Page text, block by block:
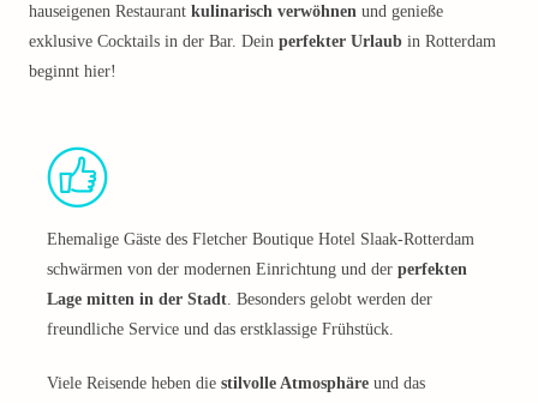
hauseigenen Restaurant kulinarisch verwöhnen und genieße
exklusive Cocktails in der Bar. Dein perfekter Urlaub in Rotterdam
beginnt hier!
Ehemalige Gäste des Fletcher Boutique Hotel Slaak-Rotterdam
schwärmen von der modernen Einrichtung und der perfekten
Lage mitten in der Stadt. Besonders gelobt werden der
freundliche Service und das erstklassige Frühstück.
Viele Reisende heben die stilvolle Atmosphäre und das